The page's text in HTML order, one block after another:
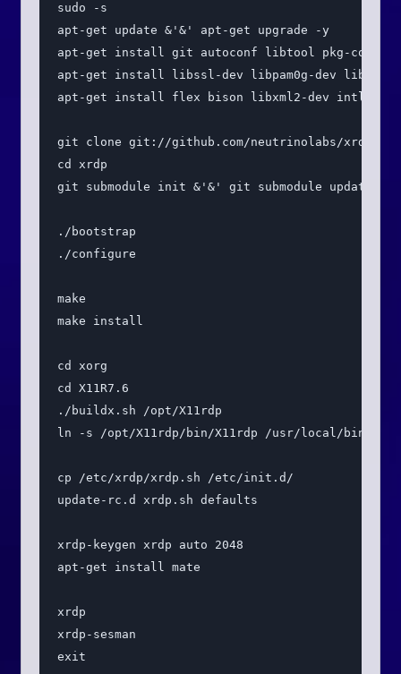
sudo -s
apt-get update &'&' apt-get upgrade -y
apt-get install git autoconf libtool pkg-config
apt-get install libssl-dev libpam0g-dev
apt-get install flex bison libxml2-dev intltool
git clone git://github.com/neutrinolabs/xrdp.git
cd xrdp
git submodule init &'&' git submodule update
./bootstrap
./configure
make
make install
cd xorg
cd X11R7.6
./buildx.sh /opt/X11rdp
ln -s /opt/X11rdp/bin/X11rdp /usr/local/bin/
cp /etc/xrdp/xrdp.sh /etc/init.d/
update-rc.d xrdp.sh defaults
xrdp-keygen xrdp auto 2048
apt-get install mate
xrdp
xrdp-sesman
exit